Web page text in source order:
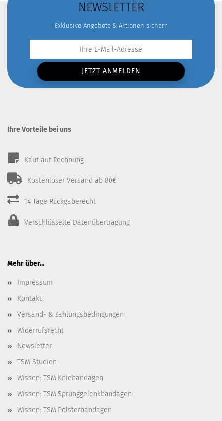
NEWSLETTER
Exklusive Angebote & Aktionen sichern
Ihre Vorteile bei uns
Kauf auf Rechnung
Kostenloser Versand ab 80€
14 Tage Rückgaberecht
Verschlüsselte Datenübertragung
Mehr über...
Impressum
Kontakt
Versand- & Zahlungsbedingungen
Widerrufsrecht
Newsletter
TSM Studien
Wissen: TSM Kniebandagen
Wissen: TSM Sprunggelenkbandagen
Wissen: TSM Polsterbandagen